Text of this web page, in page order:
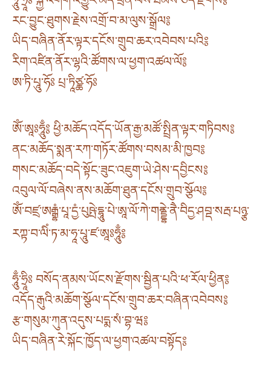
རང་བྱུང་ཐུགས་རྗེས་འགྲོ་བ་མ་ལུས་སྒྲོལ༔
ཡིད་བཞིན་ནོར་ལྟར་དངོས་གྲུབ་ཆར་འབེབས་པའི༔
རིག་འཛིན་ནོར་ལྷའི་ཚོགས་ལ་ཕྱག་འཚལ་ལོ༔
ཨ་ཏི་པཱུ་ཧོཿ པྲ་ཏཱིཙྪ་ཧོཿ
ཨོཾ་ཨཱཿཧཱུྃ༔ ཕྱི་མཆོད་འདོད་ཡོན་རྒྱ་མཚོ་སྤྲིན་ལྟར་གཏིབས༔
ནང་མཆོད་སྨན་རཀ་གཏོར་ཚོགས་བསམ་མི་ཁྱབ༔
གསང་མཆོད་བདེ་སྟོང་ཟུང་འཇུག་ཡེ་ཤེས་དབྱིངས༔
འབུལ་ལོ་བཞེས་ནས་མཆོག་ཐུན་དངོས་གྲུབ་སྩོལ༔
ཨོཾ་བཛྲ་ཨརྒྷཾ་པཱ་དྱཾ་པུཥྤེ་དྷཱུ་པེ་ཨཱ་ལོ་ཀེ་གནྡྷེ་ནཻ་བིདྱ་ཤབྡ་སརྦ་པཉྩ་
རཀྟ་བ་ལིཾ་ཏ་མ་ཧཱ་པཱུ་ཛ་ཨཱཿཧཱུྃ༔
ཧཱུྃ་ཧྲཱིཿ བསོད་ནམས་ཡོངས་རྫོགས་སྦྱིན་པའི་ཕ་རོལ་ཕྱིན༔
འདོད་རྒུའི་མཆོག་སྩོལ་དངོས་གྲུབ་ཆར་བཞིན་འབེབས༔
རྩ་གསུམ་ཀུན་འདུས་པདྨ་སཾ་བྷ་ཝ༔
ཡིད་བཞིན་རེ་སྐོང་ཁྱོད་ལ་ཕྱག་འཚལ་བསྟོད༔